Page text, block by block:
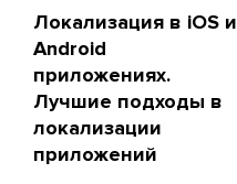
Локализация в iOS и
Android
приложениях.
Лучшие подходы в
локализации
приложений